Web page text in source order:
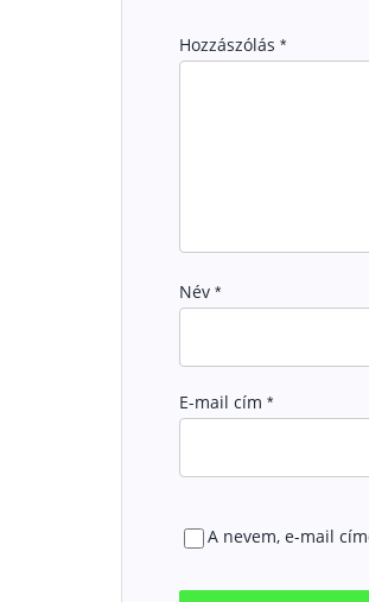
Hozzászólás *
Név *
E-mail cím *
A nevem, e-mail